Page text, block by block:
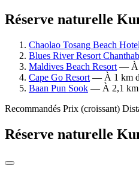
Réserve naturelle
Chaolao Tosang Beach Hotel
Blues River Resort
Maldives Beach Resort — À
Cape Go Resort — À 1 km
Baan Pun Sook — À 2,1 km
Recommandés Prix (croissant)
Réserve naturelle